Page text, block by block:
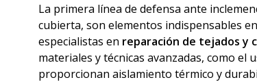
La primera línea de defensa ante
cubierta, son elementos indispensables
especialistas en reparación de tejados y
materiales y técnicas avanzadas, como el
proporcionan aislamiento térmico y